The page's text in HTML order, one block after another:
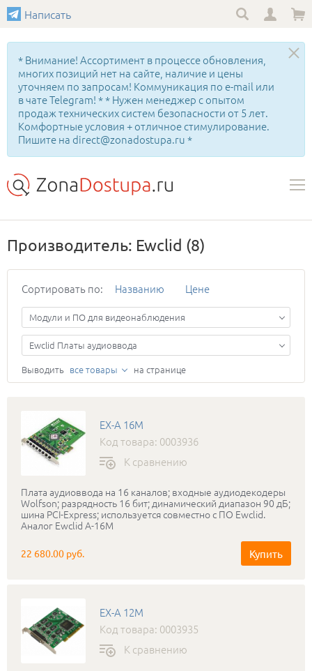
Написать
* Внимание! Ассортимент в процессе обновления,
многих позиций нет на сайте, наличие и цены
уточняем по запросам! Коммуникация по e-mail или
в чате Telegram! * * Нужен менеджер с опытом
продаж технических систем безопасности от 5 лет.
Комфортные условия + отличное стимулирование.
Пишите на direct@zonadostupa.ru *
Производитель: Ewclid (8)
Сортировать по: Названию Цене
Модули и ПО для видеонаблюдения
Ewclid Платы аудиоввода
Выводить все товары на странице
EX-A 16M
Код товара: 0003936
К сравнению
Плата аудиоввода на 16 каналов; входные аудиодекодеры
Wolfson; разрядность 16 бит; динамический диапазон 90 дБ;
шина PCI-Express; используется совместно с ПО Ewclid.
Аналог Ewclid A-16M
22 680.00 руб. Купить
EX-A 12M
Код товара: 0003935
К сравнению